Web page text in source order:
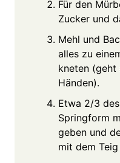
Für den
Zucker und
Mehl und
alles zu
kneten (geht
Händen).
Etwa 2/3
Springform
geben und
mit dem